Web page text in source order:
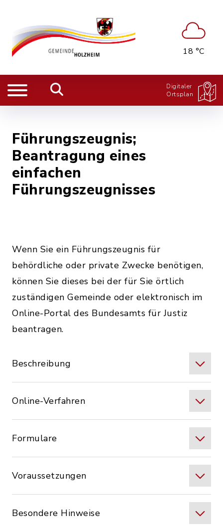
18 °C
Digitaler
Ortsplan
Führungszeugnis;
Beantragung eines
einfachen
Führungszeugnisses
Wenn Sie ein Führungszeugnis für
behördliche oder private Zwecke benötigen,
können Sie dieses bei der für Sie örtlich
zuständigen Gemeinde oder elektronisch im
Online-Portal des Bundesamts für Justiz
beantragen.
Beschreibung
Online-Verfahren
Formulare
Voraussetzungen
Besondere Hinweise